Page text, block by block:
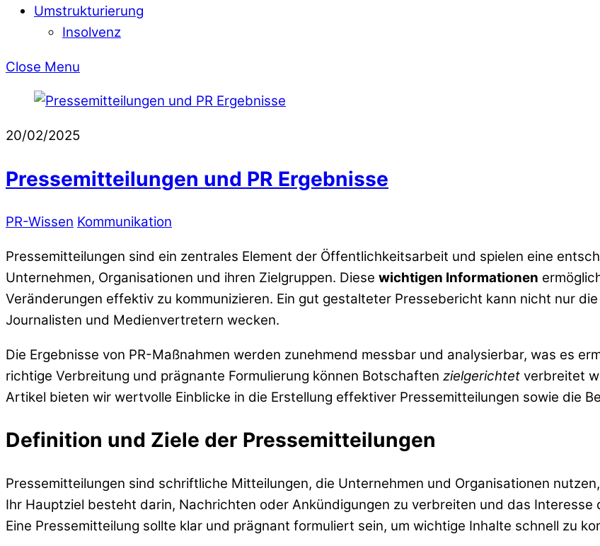
Umstrukturierung
Insolvenz
Close Menu
20/02/2025
Pressemitteilungen und PR Ergebnisse
PR-Wissen Kommunikation
Pressemitteilungen sind ein zentrales Element der Öffentlichkeitsarbeit und spielen eine
Unternehmen, Organisationen und ihren Zielgruppen. Diese wichtigen Informationen
Veränderungen effektiv zu kommunizieren. Ein gut gestalteter Pressebericht kann nicht nur
Journalisten und Medienvertretern wecken.
Die Ergebnisse von PR-Maßnahmen werden zunehmend messbar und analysierbar, was es
richtige Verbreitung und prägnante Formulierung können Botschaften zielgerichtet verbreitet
Artikel bieten wir wertvolle Einblicke in die Erstellung effektiver Pressemitteilungen sowie die
Definition und Ziele der Pressemitteilungen
Pressemitteilungen sind schriftliche Mitteilungen, die Unternehmen und Organisationen
Ihr Hauptziel besteht darin, Nachrichten oder Ankündigungen zu verbreiten und das
Eine Pressemitteilung sollte klar und prägnant formuliert sein, um wichtige Inhalte schnell zu